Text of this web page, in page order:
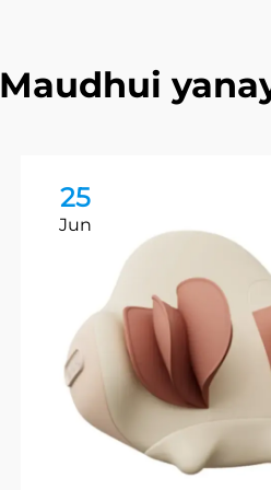
Maudhui
25
Jun